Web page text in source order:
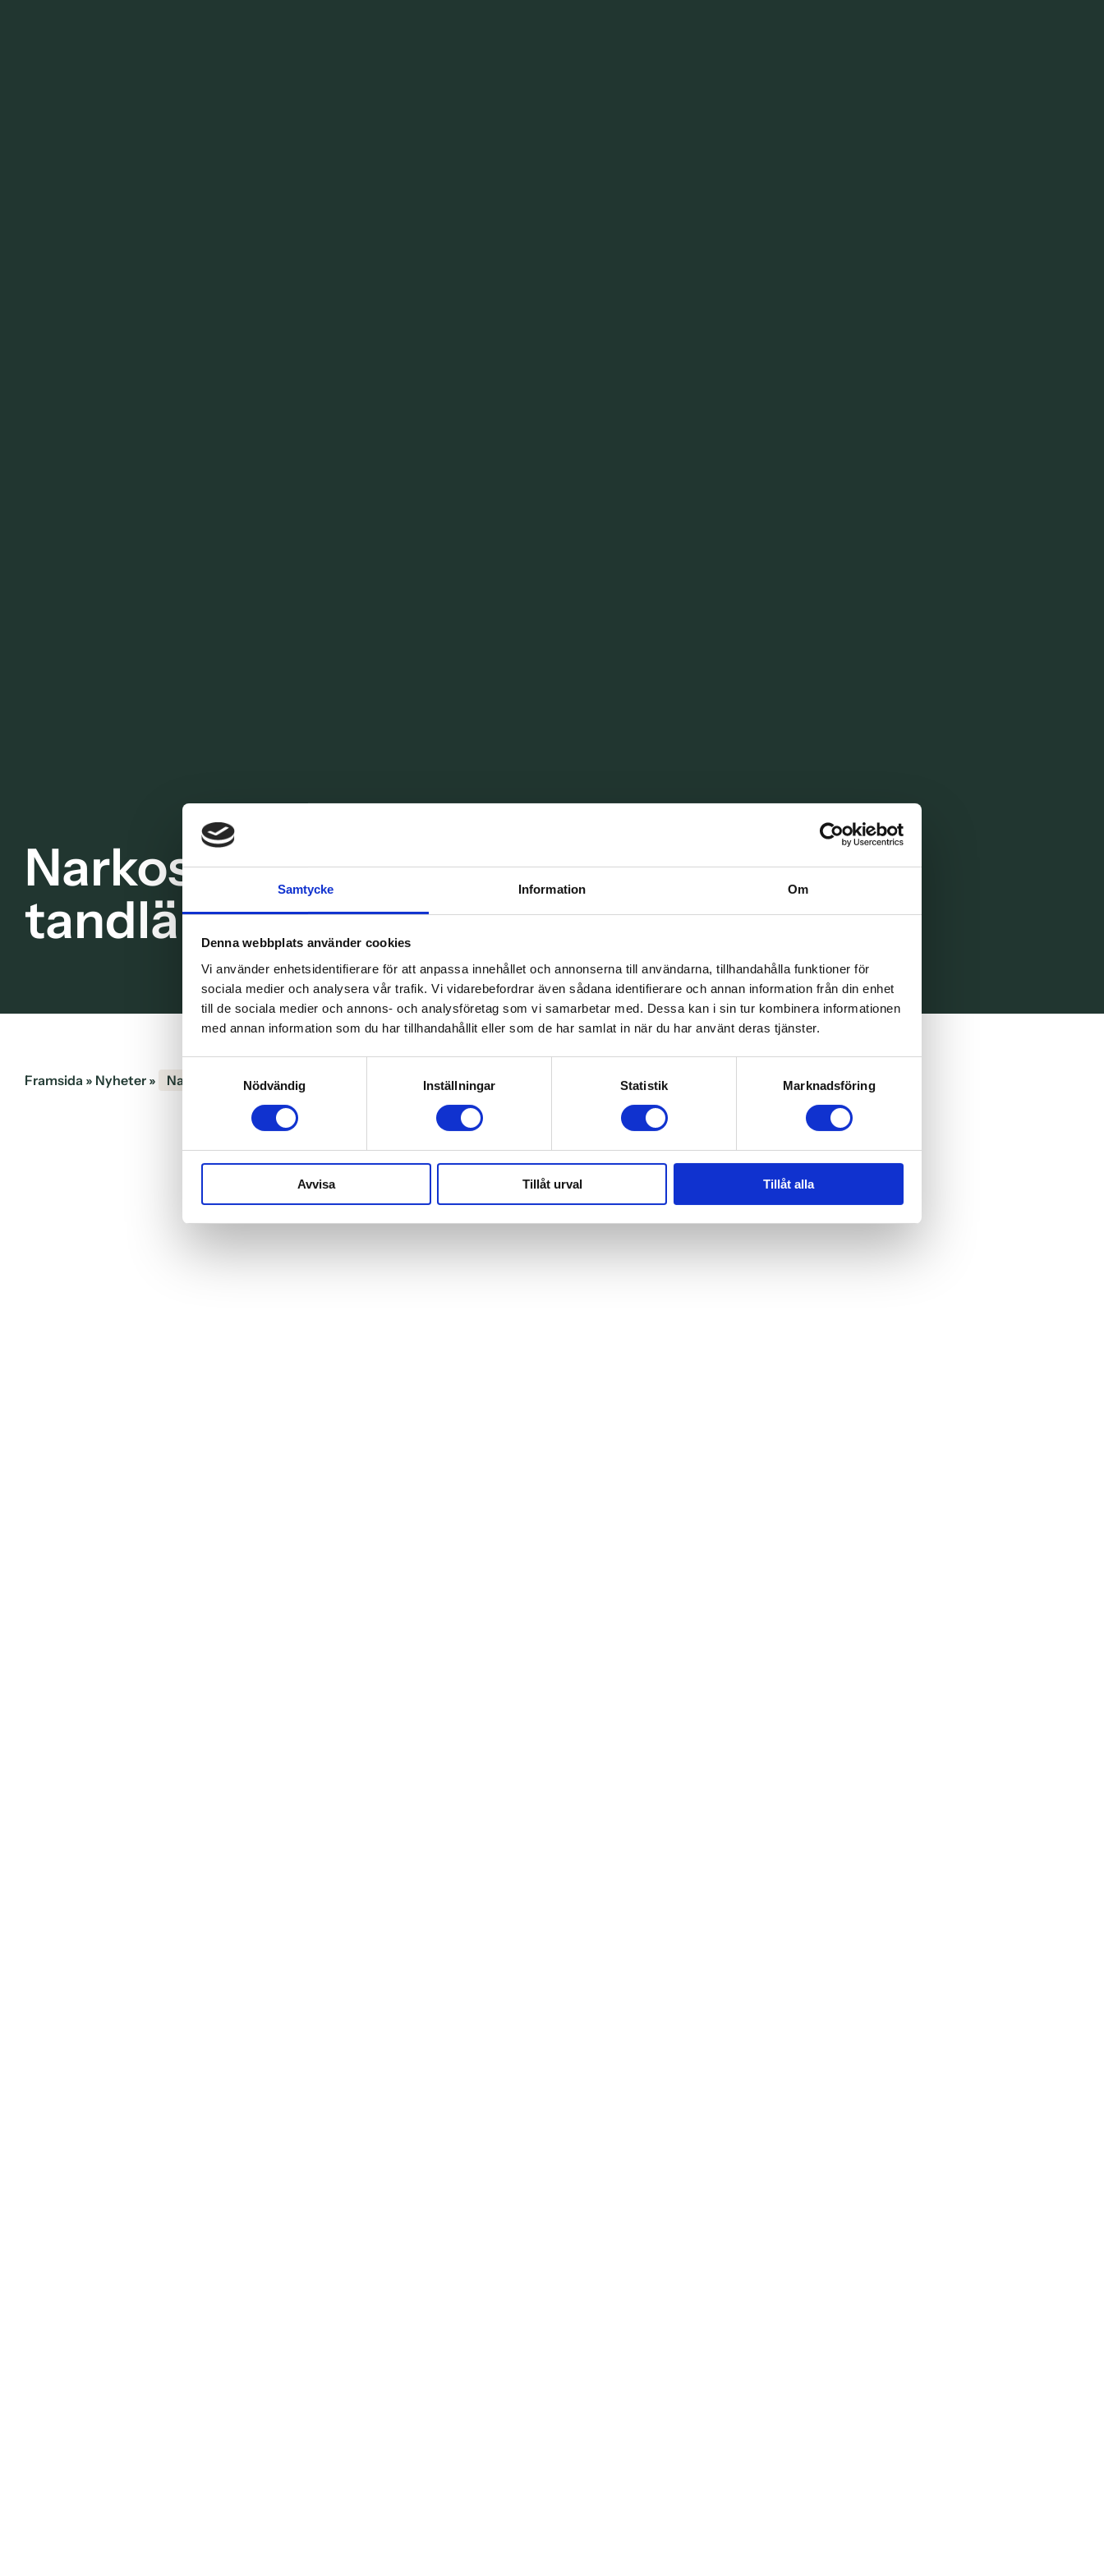
Samtycke Information Om
Denna webbplats använder cookies
Vi använder enhetsidentifierare för att anpassa innehållet och annonserna till användarna, tillhandahålla funktioner för
sociala medier och analysera vår trafik. Vi vidarebefordrar även sådana identifierare och annan information från din enhet
till de sociala medier och annons- och analysföretag som vi samarbetar med. Dessa kan i sin tur kombinera informationen
med annan information som du har tillhandahållit eller som de har samlat in när du har använt deras tjänster.
Nödvändig
Inställningar Statistik Marknadsföring
Avvisa Tillåt urval Tillåt alla
Narkostandvård vid
tandläkarskräck
Framsida » Nyheter» Narkostandvård vid tandläkarskräck